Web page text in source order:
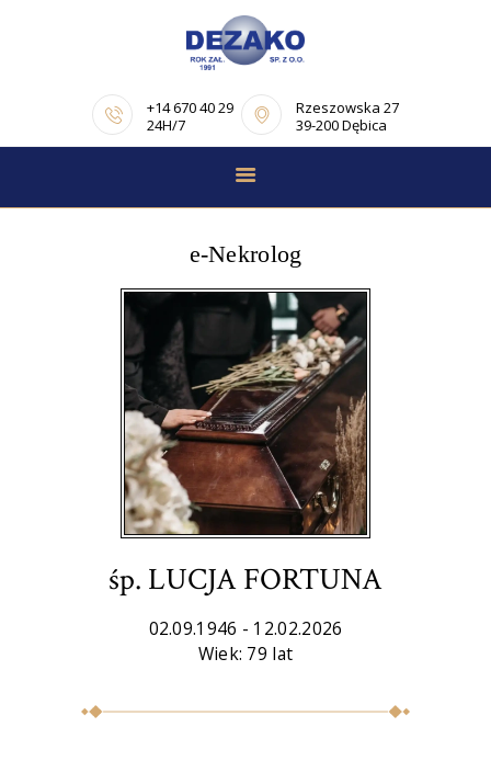
+14 670 40 29
24H/7
Rzeszowska 27
39-200 Dębica
STRONA GŁÓWNA
OFERTA
PORADNIK
POGRZEBOWY
OPINIE
KONTAKT
e-Nekrolog
śp. LUCJA FORTUNA
02.09.1946 - 12.02.2026
Wiek: 79 lat